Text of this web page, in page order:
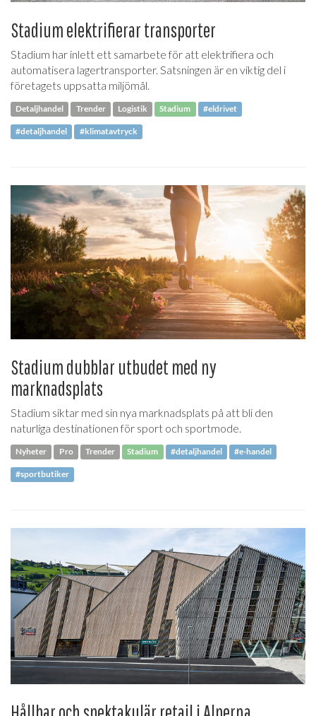
Stadium elektrifierar transporter
Stadium har inlett ett samarbete för att elektrifiera och
automatisera lagertransporter. Satsningen är en viktig del i
företagets uppsatta miljömål.
Detaljhandel Trender Logistik Stadium #eldrivet
#detaljhandel #klimatavtryck
Stadium dubblar utbudet med ny
marknadsplats
Stadium siktar med sin nya marknadsplats på att bli den
naturliga destinationen för sport och sportmode.
Nyheter Pro Trender Stadium #detaljhandel #e-handel
#sportbutiker